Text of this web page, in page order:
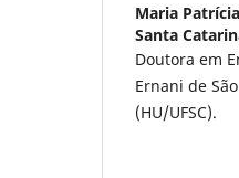
Maria
Santa
Doutora em
Ernani de
(HU/UFSC).